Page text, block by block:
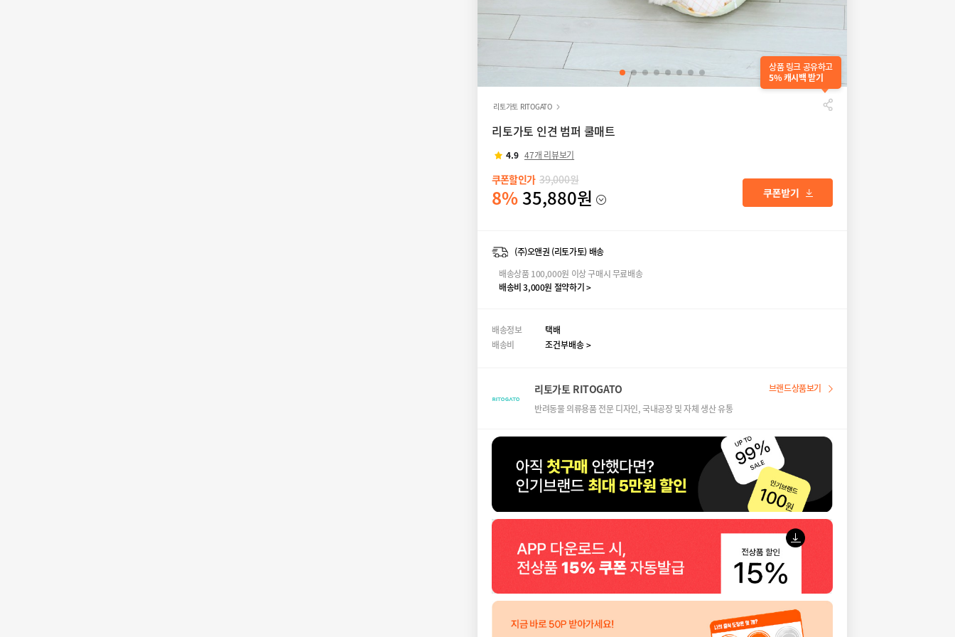
상품 링크 공유하고
5% 캐시백 받기
리토가토 RITOGATO
리토가토 인견 범퍼 쿨매트
4.9 47개 리뷰보기
쿠폰할인가 39,000원
8%35,880원
(주)오앤권 (리토가토) 배송
배송상품 100,000원 이상 구매시 무료배송
배송비 3,000원 절약하기 >
배송정보
택배
배송비
조건부배송 >
리토가토 RITOGATO
반려동물 의류용품 전문 디자인, 국내공장 및 자체 생산 유통
브랜드상품보기